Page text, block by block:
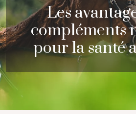
Les
compléments
pour la santé